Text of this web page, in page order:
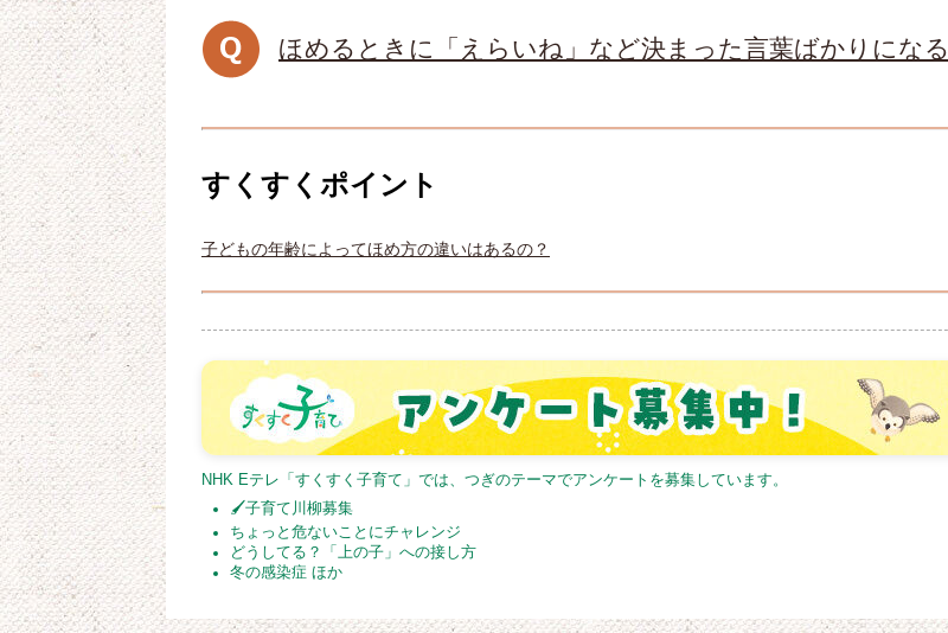
ほめるときに「えらいね」など決まった言葉ばかりになる
すくすくポイント
子どもの年齢によってほめ方の違いはあるの？
NHK Eテレ「すくすく子育て」では、つぎのテーマでアンケートを募集しています。
🖌子育て川柳募集
ちょっと危ないことにチャレンジ
どうしてる？「上の子」への接し方
冬の感染症 ほか